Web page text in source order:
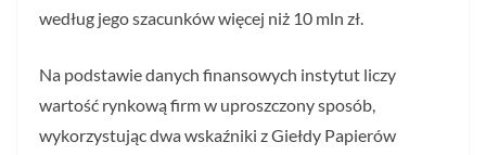
według jego szacunków więcej niż 10 mln zł.
Na podstawie danych finansowych instytut liczy
wartość rynkową firm w uproszczony sposób,
wykorzystując dwa wskaźniki z Giełdy Papierów